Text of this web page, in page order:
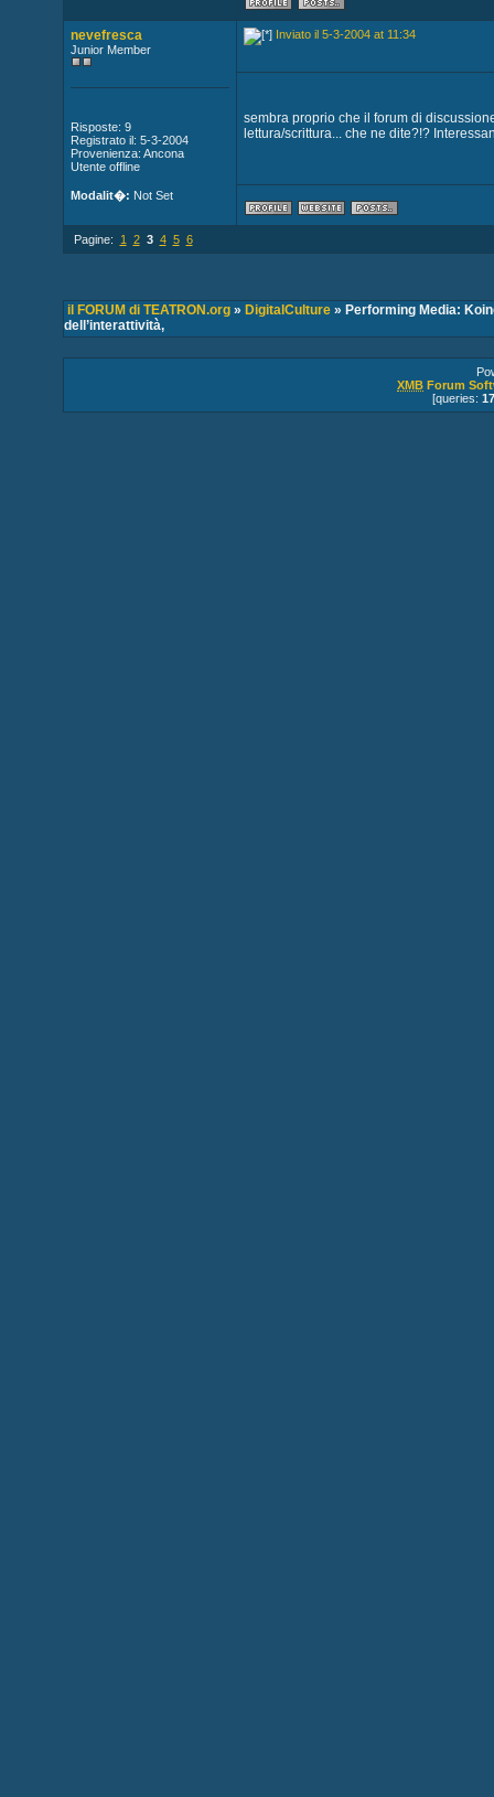
nevefresca
Junior Member
Risposte: 9
Registrato il: 5-3-2004
Provenienza: Ancona
Utente offline
Modalit�: Not Set
Inviato il 5-3-2004 at 11:34
sembra proprio che il forum di
lettura/scrittura... che ne dite?!?
Pagine: 1 2 3 4 5 6
il FORUM di TEATRON.org» DigitalCulture» Performing Media:
dell’interattività,
XMB Forum
[queries: 17